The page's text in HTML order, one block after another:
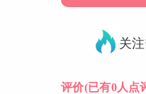
关
评价(已有0人点